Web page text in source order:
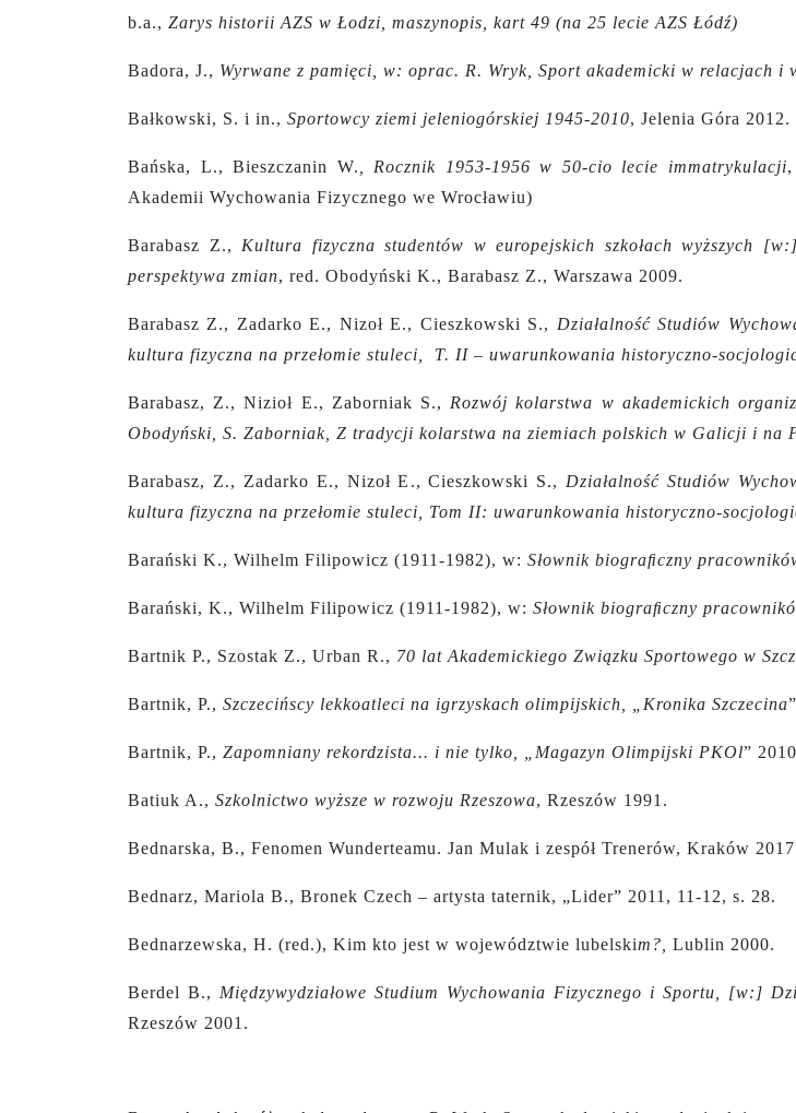
b.a., Zarys historii AZS w Łodzi, maszynopis, kart 49 (na 25 lecie AZS Łódź)
Badora, J., Wyrwane z pamięci, w: oprac. R. Wryk, Sport akademicki w relacjach i
Bałkowski, S. i in., Sportowcy ziemi jeleniogórskiej 1945-2010, Jelenia Góra 2012.
Bańska, L., Bieszczanin W. Rocznik 1953-1956 w 50-cio lecie immatrykulacji
Akademii Wychowania Fizycznego we Wrocławiu)
Barabasz Z., Kultura fizyczna studentów w europejskich szkołach wyższych
perspektywa zmian, red. Obodyński K., Barabasz Z., Warszawa 2009.
Barabasz Z., Zadarko E., Nizoł E., Cieszkowski S., Działalność Studiów
kultura fizyczna na przełomie stuleci, T. II – uwarunkowania historyczno-
Barabasz, Z., Nizioł E., Zaborniak S., Rozwój kolarstwa w akademickich
Obodyński, S. Zaborniak, Z tradycji kolarstwa na ziemiach polskich w Galicji i na
Barabasz, Z., Zadarko E., Nizoł E., Cieszkowski S., Działalność Studiów
kultura fizyczna na przełomie stuleci, Tom II: uwarunkowania historyczno-
Barański K., Wilhelm Filipowicz (1911-1982), w: Słownik biograﬁczny
Barański, K., Wilhelm Filipowicz (1911-1982), w: Słownik biograﬁczny
Bartnik P., Szostak Z., Urban R., 70 lat Akademickiego Związku Sportowego w
Bartnik, P., Szczecińscy lekkoatleci na igrzyskach olimpijskich, „Kronika Szczecina
Bartnik, P., Zapomniany rekordzista... i nie tylko, „Magazyn Olimpijski PKOl”
Batiuk A., Szkolnictwo wyższe w rozwoju Rzeszowa, Rzeszów 1991.
Bednarska, B., Fenomen Wunderteamu. Jan Mulak i zespół Trenerów, Kraków
Bednarz, Mariola B., Bronek Czech – artysta taternik, „Lider” 2011, 11-12, s. 28.
Bednarzewska, H. (red.), Kim kto jest w województwie lubelskim?, Lublin 2000.
Berdel B., Międzywydziałowe Studium Wychowania Fizycznego i Sportu, [w:]
Rzeszów 2001.